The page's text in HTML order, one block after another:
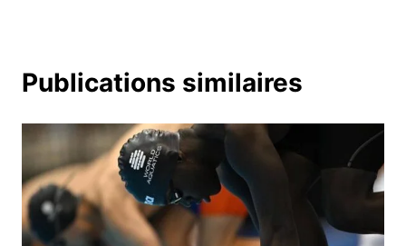
Publications similaires